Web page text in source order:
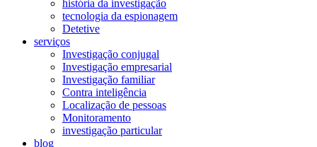
história da investigação
tecnologia da espionagem
Detetive
serviços
Investigação conjugal
Investigação empresarial
Investigação familiar
Contra inteligência
Localização de pessoas
Monitoramento
investigação particular
blog